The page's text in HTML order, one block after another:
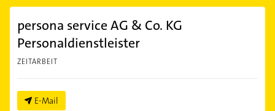
persona service AG & Co. KG
Personaldienstleister
ZEITARBEIT
E-Mail